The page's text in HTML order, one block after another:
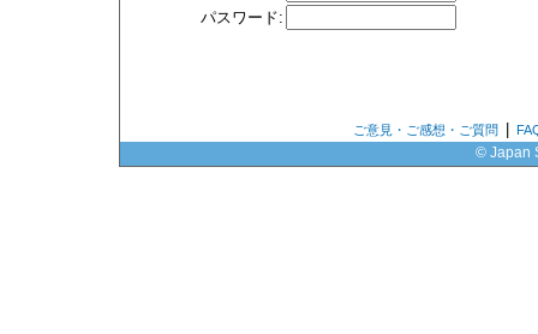
パスワード:
ご意見・ご感想・ご質問
© Japan